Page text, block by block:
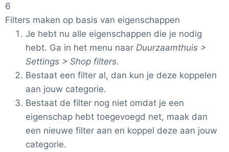
6
Filters maken op basis van eigenschappen
Je hebt nu alle eigenschappen die je nodig
hebt. Ga in het menu naar Duurzaamthuis >
Settings > Shop filters.
Bestaat een filter al, dan kun je deze koppelen
aan jouw categorie.
Bestaat de filter nog niet omdat je een
eigenschap hebt toegevoegd net, maak dan
een nieuwe filter aan en koppel deze aan jouw
categorie.